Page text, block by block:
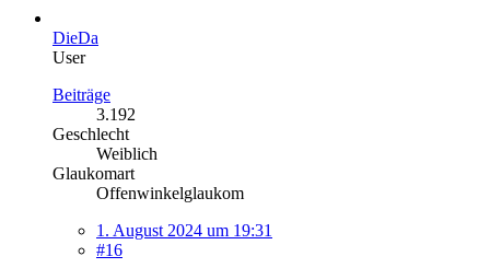
DieDa
User
Beiträge
3.192
Geschlecht
Weiblich
Glaukomart
Offenwinkelglaukom
1. August 2024 um 19:31
#16